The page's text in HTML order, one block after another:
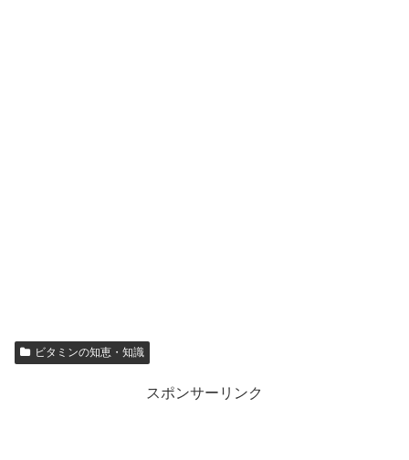
ビタミンの知恵・知識
スポンサーリンク